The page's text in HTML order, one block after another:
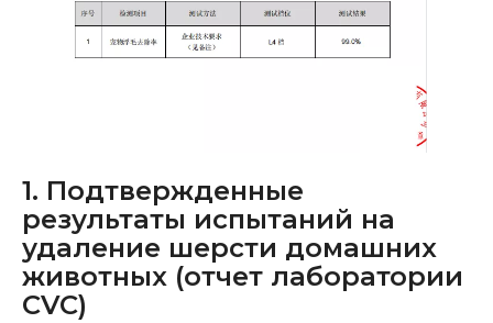
1. Подтвержденные
результаты испытаний на
удаление шерсти домашних
животных (отчет лаборатории
CVC)